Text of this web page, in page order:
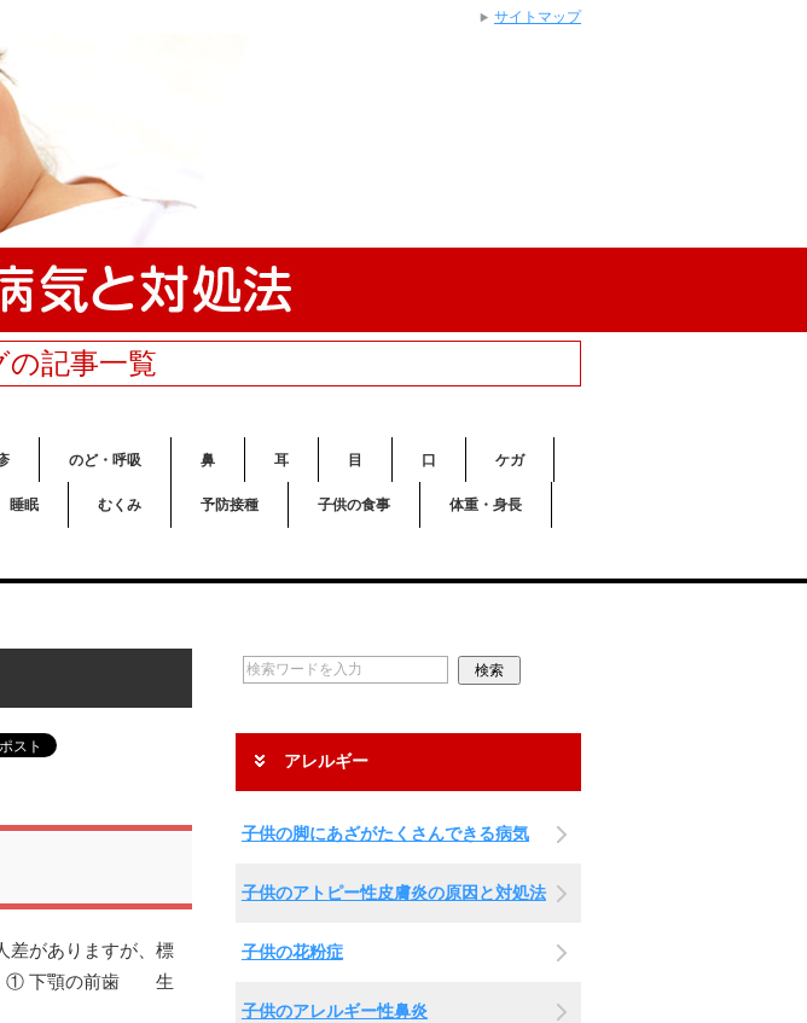
の記事一覧
のど・呼吸 鼻 耳 目 口 ケガ
睡眠 むくみ 予防接種 子供の食事 体重・身長
差がありますが、標
。 ① 下顎の前歯 生
アレルギー
子供の脚にあざがたくさんできる病気
子供のアトピー性皮膚炎の原因と対処法
子供の花粉症
子供のアレルギー性鼻炎
サイトマップ